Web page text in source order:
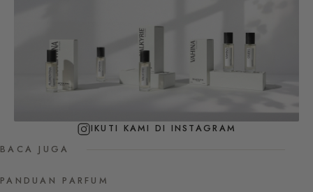
IKUTI KAMI DI INSTAGRAM
BACA JUGA
PANDUAN PARFUM